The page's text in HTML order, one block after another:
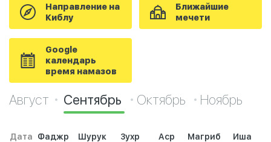
Направление на
Киблу
Ближайшие
мечети
Google
календарь
время намазов
Август Сентябрь Октябрь Ноябрь
Дата Фаджр Шурук Зухр Аср Магриб Иша